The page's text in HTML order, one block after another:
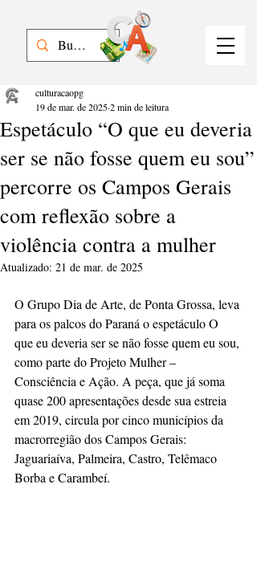
Espetáculo “O que eu deveria
ser se não fosse quem eu sou”
percorre os Campos Gerais
com reflexão sobre a
violência contra a mulher
culturacaopg
19 de mar. de 20252 min de leitura
Atualizado: 21 de mar. de 2025
O Grupo Dia de Arte, de Ponta Grossa, leva
para os palcos do Paraná o espetáculo O
que eu deveria ser se não fosse quem eu sou,
como parte do Projeto Mulher –
Consciência e Ação. A peça, que já soma
quase 200 apresentações desde sua estreia
em 2019, circula por cinco municípios da
macrorregião dos Campos Gerais:
Jaguariaíva, Palmeira, Castro, Telêmaco
Borba e Carambeí.